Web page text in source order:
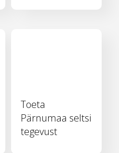
Toeta
Pärnumaa seltsi
tegevust